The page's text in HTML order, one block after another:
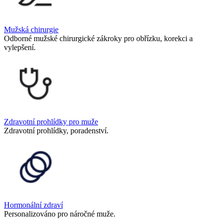
Mužská chirurgie
Odborné mužské chirurgické zákroky pro obřízku, korekci a
vylepšení.
Zdravotní prohlídky pro muže
Zdravotní prohlídky, poradenství.
Hormonální zdraví
Personalizováno pro náročné muže.